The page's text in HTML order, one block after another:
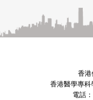
香港
香港醫學專科
電話